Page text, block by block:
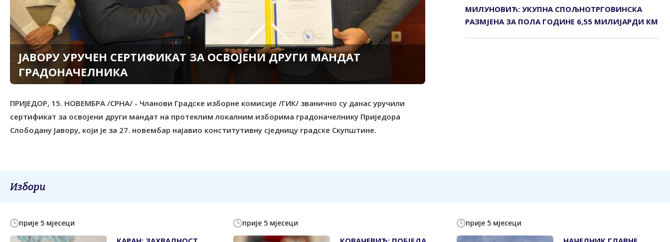
ЈАВОРУ УРУЧЕН СЕРТИФИКАТ ЗА ОСВОЈЕНИ ДРУГИ МАНДАТ
ГРАДОНАЧЕЛНИКА
ПРИЈЕДОР, 15. НОВЕМБРА /СРНА/ - Чланови Градске изборне комисије /ГИК/ званично су данас уручили
сертификат за освојени други мандат на протеклим локалним изборима градоначелнику Приједора
Слободану Јавору, који је за 27. новембар најавио конститутивну сједницу градске Скупштине.
МИЛУНОВИЋ: УКУПНА СПОЉНОТРГОВИНСКА
РАЗМЈЕНА ЗА ПОЛА ГОДИНЕ 6,55 МИЛИЈАРДИ КМ
Избори
прије 5 мјесеци прије 5 мјесеци прије 5 мјесеци